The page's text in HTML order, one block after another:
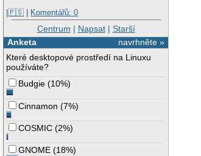
|🇵🇸
Komentářů: 0
Centrum | Napsat| Starší
navrhněte »
Anketa
Které desktopové prostředí na Linuxu
používáte?
Budgie (10%)
Cinnamon (7%)
COSMIC (2%)
GNOME (18%)